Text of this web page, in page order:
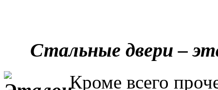
Стальные двери –
Кроме всего